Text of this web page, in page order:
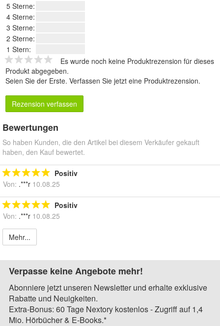
5 Sterne:
4 Sterne:
3 Sterne:
2 Sterne:
1 Stern:
Es wurde noch keine Produktrezension für dieses
Produkt abgegeben.
Seien Sie der Erste. Verfassen Sie jetzt eine Produktrezension.
Rezension verfassen
Bewertungen
So haben Kunden, die den Artikel bei diesem Verkäufer gekauft
haben, den Kauf bewertet.
Positiv
Von: .***r 10.08.25
Positiv
Von: .***r 10.08.25
Mehr...
Verpasse keine Angebote mehr!
Abonniere jetzt unseren Newsletter und erhalte exklusive
Rabatte und Neuigkeiten.
Extra-Bonus: 60 Tage Nextory kostenlos - Zugriff auf 1,4
Mio. Hörbücher & E-Books.*